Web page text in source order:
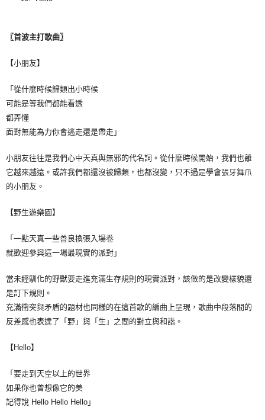
〖首波主打歌曲〗
【小朋友】
「從什麼時候歸類出小時候
可能是等我們都能看透
都弄懂
面對無能為力你會逃走還是帶走」
小朋友往往是我們心中天真與無邪的代名詞。從什麼時候開始，我們也離
它越來越遠。或許我們都還沒被歸類，也都沒變，只不過是學會張牙舞爪
的小朋友。
【野生遊樂園】
「一點天真一些善良換張入場卷
就歡迎參與這一場最現實的派對」
當未經馴化的野獸要走進充滿生存規則的現實派對，該做的是改變樣貌還
是訂下規則。
充滿衝突與矛盾的題材也同樣的在這首歌的編曲上呈現，歌曲中段落間的
反差感也表達了「野」與「生」之間的對立與和諧。
【Hello】
「要走到天空以上的世界
如果你也曾想像它的美
記得說 Hello Hello Hello」